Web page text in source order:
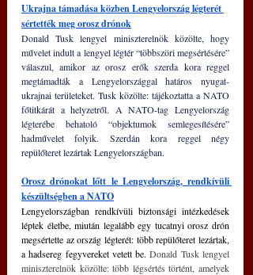
Ukrajna támadása közben Lengyelország légterét
sértették meg orosz drónok
Donald Tusk lengyel miniszterelnök közölte, hogy
művelet indult a lengyel légtér “többszöri megsértésére”
válaszul, amikor az orosz erők szerda kora reggel
megtámadták a Lengyelországgal határos nyugat-
ukrajnai területeket. Tusk közölte: tájékoztatta a NATO
főtitkárát a helyzetről. A NATO-tag Lengyelország
légterébe behatoló “objektumok semlegesítésére”
hadművelet folyik. Szerdán kora reggel négy
repülőteret lezártak Lengyelországban.
Orosz drónokat lőtt le Lengyelország, rendkívüli
készültségben a NATO
Lengyelországban rendkívüli biztonsági intézkedések
léptek életbe, miután legalább egy tucatnyi orosz drón
megsértette az ország légterét: több repülőteret lezártak,
a hadsereg fegyvereket vetett be. Donald Tusk lengyel
miniszterelnök közölte: több légsértés történt, amelyek